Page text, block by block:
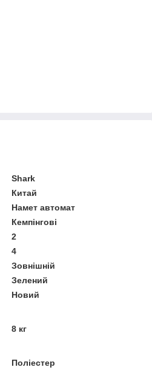
Shark
Китай
Намет автомат
Кемпінгові
2
4
Зовнішній
Зелений
Новий
8 кг
Поліестер